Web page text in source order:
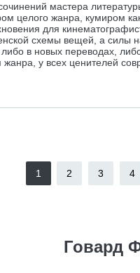
мастера
целого жанра, кумиром
для
схемы вещей, а силы
в новых переводах,
жанра, у всех ценителей
1 2 3 4
Говард